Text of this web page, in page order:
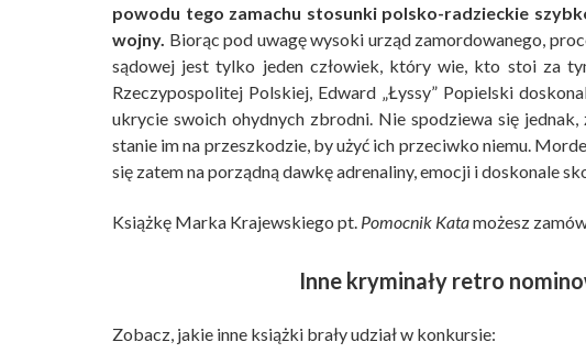
powodu tego zamachu stosunki polsko-radzieckie
wojny. Biorąc pod uwagę wysoki urząd zamordowanego,
sądowej jest tylko jeden człowiek, który wie, kto stoi za
Rzeczypospolitej Polskiej, Edward „Łyssy” Popielski
ukrycie swoich ohydnych zbrodni. Nie spodziewa się
stanie im na przeszkodzie, by użyć ich przeciwko niemu.
się zatem na porządną dawkę adrenaliny, emocji i doskonale
Książkę Marka Krajewskiego pt. Pomocnik Katamożesz
Inne kryminały retro
Zobacz, jakie inne książki brały udział w konkursie: